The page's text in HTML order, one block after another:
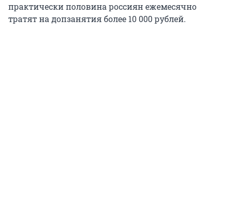
практически половина россиян ежемесячно
тратят на допзанятия более 10 000 рублей.